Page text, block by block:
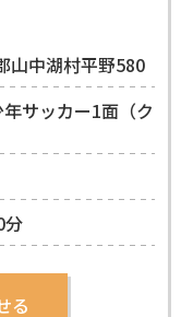
中湖村平野580
サッカー1面（ク
分